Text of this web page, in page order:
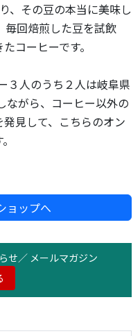
、その豆の本当に美味し
毎回焙煎した豆を試飲
コーヒーです。
３人のうち２人は岐阜県
ながら、コーヒー以外の
見して、こちらのオン
ョップへ
せ／ メールマガジン